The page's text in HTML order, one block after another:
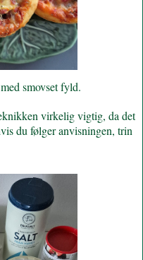
smovset fyld.
virkelig vigtig, da det
du følger anvisningen, trin